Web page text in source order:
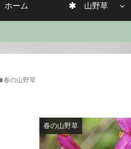
ホーム 山野草
春の山野草
春の山野草